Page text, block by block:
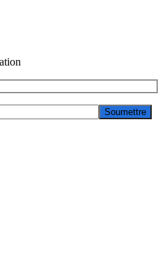
Soumettre